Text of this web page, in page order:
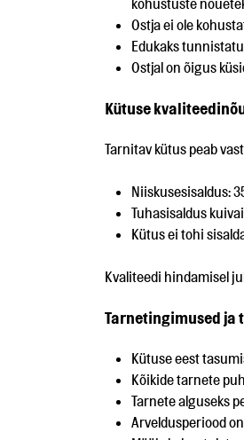
kohustuste
Ostja ei ole
Edukaks
Ostjal on õigus
Kütuse
Tarnitav kütus peab
Niiskusesisaldus:
Tuhasisaldus
Kütus ei tohi
Kvaliteedi hindamisel
Tarnetingimused ja
Kütuse eest
Kõikide tarnete
Tarnete alguseks
Arveldusperiood